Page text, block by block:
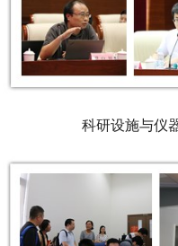
科研设施与仪